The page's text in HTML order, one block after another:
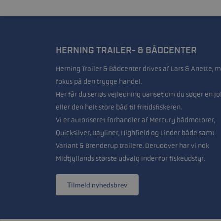
HERNING TRAILER- & BÅDCENTER
Herning Trailer & Bådcenter drives af Lars & Anette,
fokus på den trygge handel.
Her får du seriøs vejledning uanset om du søger en
eller den helt store båd til fritidsfiskeren.
Vi er autoriseret forhandler af Mercury bådmotorer,
Quicksilver, Bayliner, Highfield og Linder både samt
Variant & Brenderup trailere. Derudover har vi nok
Midtjyllands største udvalg indenfor fiskeudstyr.
Tilmeld nyhedsbrev